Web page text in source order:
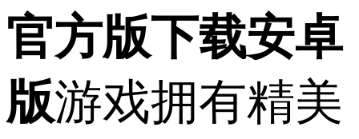
官方版下载安卓
版游戏拥有精美